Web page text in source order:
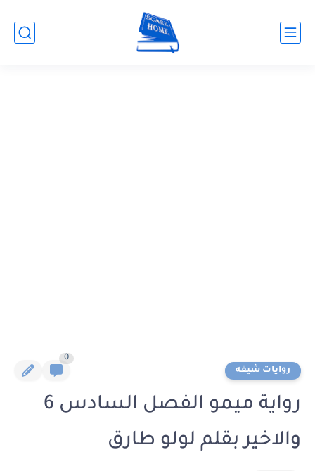
روايات شيقه
0
رواية ميمو الفصل السادس 6
والاخير بقلم لولو طارق